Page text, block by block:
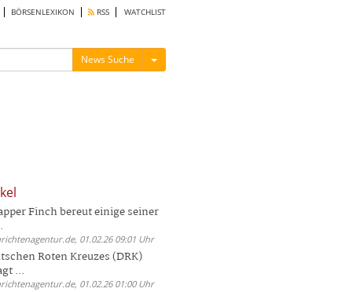
BÖRSENLEXIKON RSS WATCHLIST
News Suche Menü ein-/ausblenden
Finch bereut einige seiner
01.02.26 09:01 Uhr
Roten Kreuzes (DRK)
...
01.02.26 01:00 Uhr